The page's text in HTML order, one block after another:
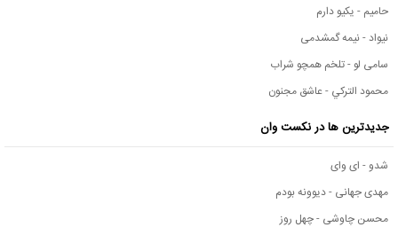
حامیم - یکیو دارم
نیواد - نیمه گمشدمی
سامی لو - تلخم همچو شراب
محمود التركي - عاشق مجنون
جدیدترین ها در نکست وان
شدو - ای وای
مهدی جهانی - دیوونه بودم
محسن چاوشی - چهل روز